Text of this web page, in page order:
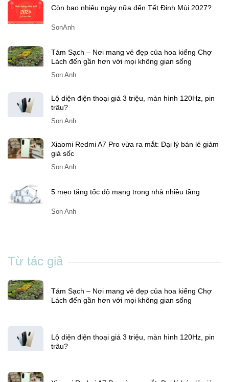
Còn bao nhiêu ngày nữa đến Tết Đinh Mùi 2027?
SonAnh
Tám Sạch – Nơi mang vẻ đẹp của hoa kiểng Chợ
Lách đến gần hơn với mọi không gian sống
Son Anh
Lộ diện điện thoại giá 3 triệu, màn hình 120Hz, pin
trâu?
Son Anh
Xiaomi Redmi A7 Pro vừa ra mắt: Đại lý bán lẻ giảm
giá sốc
Son Anh
5 mẹo tăng tốc độ mạng trong nhà nhiều tầng
Son Anh
Từ tác giả
Tám Sạch – Nơi mang vẻ đẹp của hoa kiểng Chợ
Lách đến gần hơn với mọi không gian sống
Lộ diện điện thoại giá 3 triệu, màn hình 120Hz, pin
trâu?